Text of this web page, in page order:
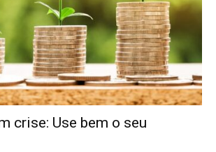
crise: Use bem o seu